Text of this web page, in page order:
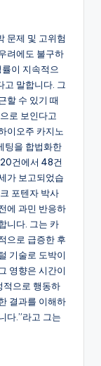
문제 및 고위험
려에도 불구하
이 지속적으
고 말합니다. 그
할 수 있기 때
로 보인다고
이오주 카지노
팅을 합법화한
건에서 48건
가 보고되었습
포텐자 박사
에 과민 반응하
니다. 그는 카
으로 급증한 후
기술로 도박이
영향은 시간이
적으로 행동하
결과를 이해하
다.”라고 그는